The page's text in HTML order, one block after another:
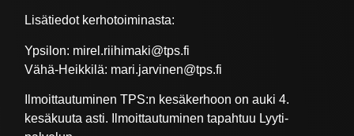
Lisätiedot kerhotoiminasta:
Ypsilon: mirel.riihimaki@tps.fi
Vähä-Heikkilä: mari.jarvinen@tps.fi
Ilmoittautuminen TPS:n kesäkerhoon on auki 4.
kesäkuuta asti. Ilmoittautuminen tapahtuu Lyyti-